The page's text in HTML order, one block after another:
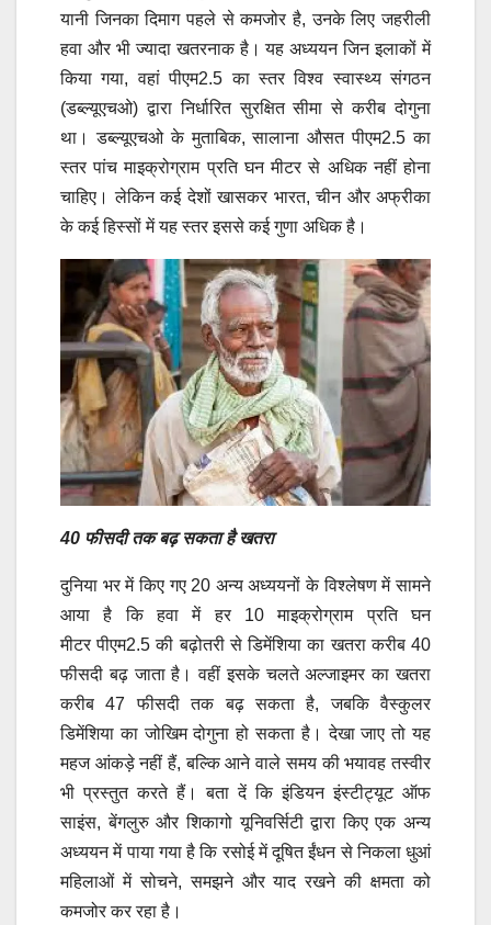
यानी जिनका दिमाग पहले से कमजोर है, उनके लिए जहरीली
हवा और भी ज्यादा खतरनाक है। यह अध्ययन जिन इलाकों में
किया गया, वहां पीएम2.5 का स्तर विश्व स्वास्थ्य संगठन
(डब्ल्यूएचओ) द्वारा निर्धारित सुरक्षित सीमा से करीब दोगुना
था। डब्ल्यूएचओ के मुताबिक, सालाना औसत पीएम2.5 का
स्तर पांच माइक्रोग्राम प्रति घन मीटर से अधिक नहीं होना
चाहिए। लेकिन कई देशों खासकर भारत, चीन और अफ्रीका
के कई हिस्सों में यह स्तर इससे कई गुणा अधिक है।
40 फीसदी तक बढ़ सकता है खतरा
दुनिया भर में किए गए 20 अन्य अध्ययनों के विश्लेषण में सामने
आया है कि हवा में हर 10 माइक्रोग्राम प्रति घन
मीटर पीएम2.5 की बढ़ोतरी से डिमेंशिया का खतरा करीब 40
फीसदी बढ़ जाता है। वहीं इसके चलते अल्जाइमर का खतरा
करीब 47 फीसदी तक बढ़ सकता है, जबकि वैस्कुलर
डिमेंशिया का जोखिम दोगुना हो सकता है। देखा जाए तो यह
महज आंकड़े नहीं हैं, बल्कि आने वाले समय की भयावह तस्वीर
भी प्रस्तुत करते हैं। बता दें कि इंडियन इंस्टीट्यूट ऑफ
साइंस, बेंगलुरु और शिकागो यूनिवर्सिटी द्वारा किए एक अन्य
अध्ययन में पाया गया है कि रसोई में दूषित ईंधन से निकला धुआं
महिलाओं में सोचने, समझने और याद रखने की क्षमता को
कमजोर कर रहा है।